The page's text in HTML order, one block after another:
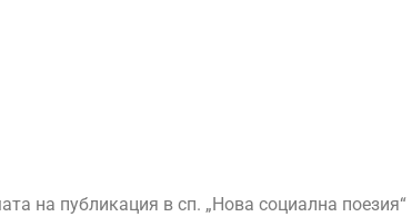
на публикация в сп. „Нова социална поезия“